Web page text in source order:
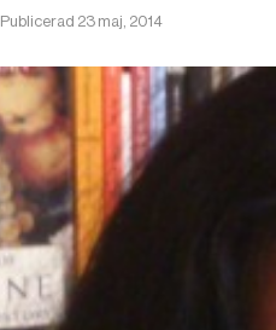
Publicerad 23 maj, 2014